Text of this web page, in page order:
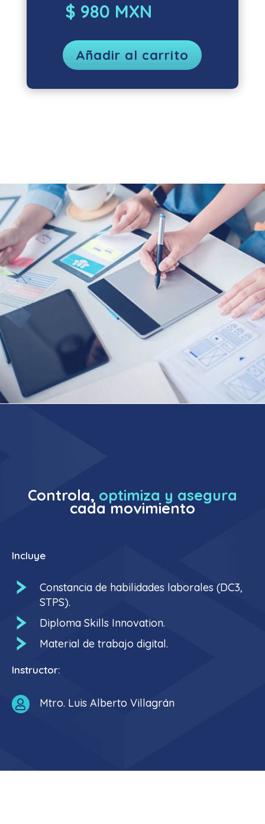
$ 980 MXN
Añadir al carrito
Controla, optimiza y asegura
cada movimiento
Incluye
Constancia de habilidades laborales (DC3,
STPS).
Diploma Skills Innovation.
Material de trabajo digital.
Instructor:
 Mtro. Luis Alberto Villagrán